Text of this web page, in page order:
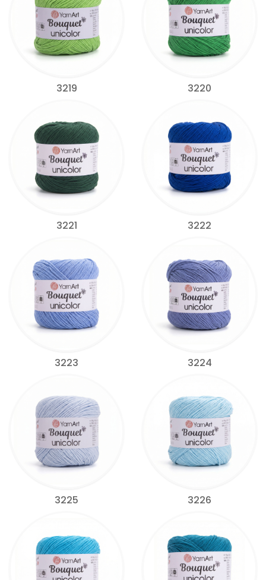
3219 3220
3221 3222
3223 3224
3225 3226